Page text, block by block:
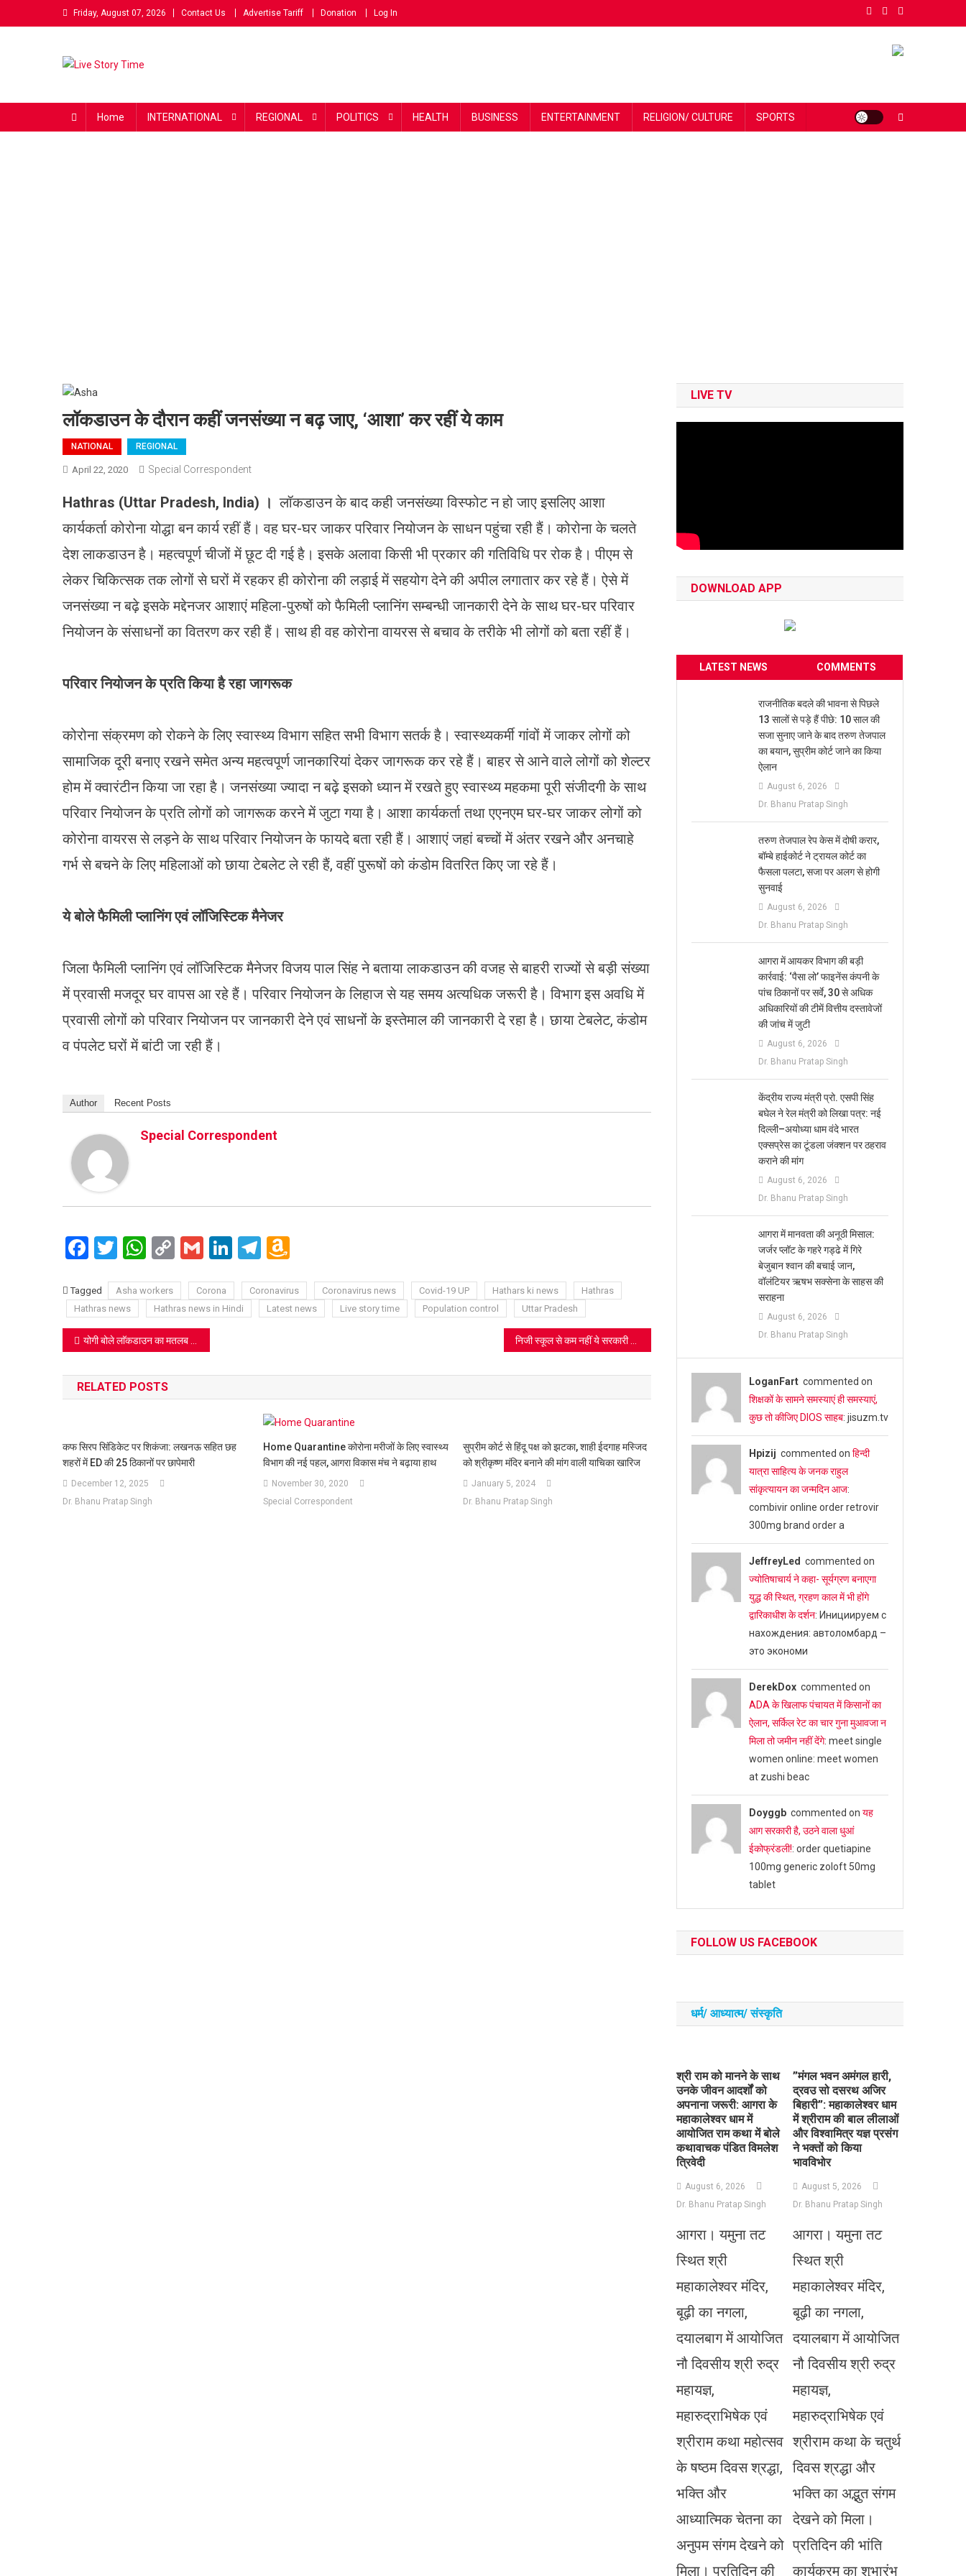
to
Friday, August 07, 2026 Contact Us Advertise Tariff Donation Log In
Home INTERNATIONAL REGIONAL POLITICS HEALTH BUSINESS ENTERTAINMENT RELIGION/ CULTURE SPORTS
लॉकडाउन के दौरान कहीं जनसंख्या न बढ़ जाए, ‘आशा’ कर रहीं ये काम
NATIONAL REGIONAL
April 22, 2020 Special Correspondent
Hathras (Uttar Pradesh, India) । लॉकडाउन के बाद कही जनसंख्या विस्फोट न हो जाए इसलिए आशा
कार्यकर्ता कोरोना योद्धा बन कार्य रहीं हैं। वह घर-घर जाकर परिवार नियोजन के साधन पहुंचा रही हैं। कोरोना के चलते
देश लाकडाउन है। महत्वपूर्ण चीजों में छूट दी गई है। इसके अलावा किसी भी प्रकार की गतिविधि पर रोक है। पीएम से
लेकर चिकित्सक तक लोगों से घरों में रहकर ही कोरोना की लड़ाई में सहयोग देने की अपील लगातार कर रहे हैं। ऐसे में
जनसंख्या न बढ़े इसके मद्देनजर आशाएं महिला-पुरुषों को फैमिली प्लानिंग सम्बन्धी जानकारी देने के साथ घर-घर परिवार
नियोजन के संसाधनों का वितरण कर रही हैं। साथ ही वह कोरोना वायरस से बचाव के तरीके भी लोगों को बता रहीं हैं।
परिवार नियोजन के प्रति किया है रहा जागरूक
कोरोना संक्रमण को रोकने के लिए स्वास्थ्य विभाग सहित सभी विभाग सतर्क है। स्वास्थ्यकर्मी गांवों में जाकर लोगों को
सामाजिक दूरी बनाए रखने समेत अन्य महत्वपूर्ण जानकारियां देकर जागरूक कर रहे हैं। बाहर से आने वाले लोगों को शेल्टर
होम में क्वारंटीन किया जा रहा है। जनसंख्या ज्यादा न बढ़े इसको ध्यान में रखते हुए स्वास्थ्य महकमा पूरी संजीदगी के साथ
परिवार नियोजन के प्रति लोगों को जागरूक करने में जुटा गया है। आशा कार्यकर्ता तथा एएनएम घर-घर जाकर लोगों को
कोरोना वायरस से लड़ने के साथ परिवार नियोजन के फायदे बता रही हैं। आशाएं जहां बच्चों में अंतर रखने और अनचाहे
गर्भ से बचने के लिए महिलाओं को छाया टेबलेट ले रही हैं, वहीं पुरूषों को कंडोम वितरित किए जा रहे हैं।
ये बोले फैमिली प्लानिंग एवं लॉजिस्टिक मैनेजर
जिला फैमिली प्लानिंग एवं लॉजिस्टिक मैनेजर विजय पाल सिंह ने बताया लाकडाउन की वजह से बाहरी राज्यों से बड़ी संख्या
में प्रवासी मजदूर घर वापस आ रहे हैं। परिवार नियोजन के लिहाज से यह समय अत्यधिक जरूरी है। विभाग इस अवधि में
प्रवासी लोगों को परिवार नियोजन पर जानकारी देने एवं साधनों के इस्तेमाल की जानकारी दे रहा है। छाया टेबलेट, कंडोम
व पंपलेट घरों में बांटी जा रही हैं।
Author Recent Posts
Special Correspondent
Facebook
Twitter
WhatsApp
CopyGmailLinkedIn
Telegram
List
Tagged Asha workers Corona Coronavirus Coronavirus news Covid-19 UP Hathars ki news
Hathras
Hathras news
Hathras news in Hindi Latest news Live story time Population control Uttar Pradesh
Post
navigation
योगी बोले लाॅकडाउन का मतलब टोटल लाॅकडाउन
RELATED POSTS
कफ सिरप सिंडिकेट पर शिकंजा: लखनऊ सहित छह
शहरों में ED की 25 ठिकानों पर छापेमारी
December 12, 2025
Dr. Bhanu Pratap Singh
Home Quarantine कोरोना मरीजों के लिए स्वास्थ्य
विभाग की नई पहल, आगरा विकास मंच ने बढ़ाया हाथ
November 30, 2020
Special Correspondent
सुप्रीम कोर्ट से हिंदू पक्ष को झटका, शाही ईदगाह मस्जिद
को श्रीकृष्ण मंदिर बनाने की मांग वाली याचिका खारिज
January 5, 2024
Dr. Bhanu Pratap Singh
LIVE TV
DOWNLOAD APP
LATEST NEWS COMMENTS
राजनीतिक बदले की भावना से पिछले
13 सालों से पड़े हैं पीछे: 10 साल की
सजा सुनाए जाने के बाद तरुण तेजपाल
का बयान, सुप्रीम कोर्ट जाने का किया
ऐलान
August 6, 2026
Dr. Bhanu Pratap Singh
तरुण तेजपाल रेप केस में दोषी करार,
बॉम्बे हाईकोर्ट ने ट्रायल कोर्ट का
फैसला पलटा, सजा पर अलग से होगी
सुनवाई
August 6, 2026
Dr. Bhanu Pratap Singh
आगरा में आयकर विभाग की बड़ी
कार्रवाई: ‘पैसा लो’ फाइनेंस कंपनी के
पांच ठिकानों पर सर्वे, 30 से अधिक
अधिकारियों की टीमें वित्तीय दस्तावेजों
की जांच में जुटी
August 6, 2026
Dr. Bhanu Pratap Singh
केंद्रीय राज्य मंत्री प्रो. एसपी सिंह
बघेल ने रेल मंत्री को लिखा पत्र: नई
दिल्ली–अयोध्या धाम वंदे भारत
एक्सप्रेस का टूंडला जंक्शन पर ठहराव
कराने की मांग
August 6, 2026
Dr. Bhanu Pratap Singh
आगरा में मानवता की अनूठी मिसाल:
जर्जर प्लॉट के गहरे गड्ढे में गिरे
बेजुबान श्वान की बचाई जान,
वॉलंटियर ऋषभ सक्सेना के साहस की
सराहना
August 6, 2026
Dr. Bhanu Pratap Singh
LoganFartcommented on
शिक्षकों के सामने समस्याएं ही समस्याएं,
कुछ तो कीजिए DIOS साहब: jisuzm.tv
Hpizij commented on हिन्दी
यात्रा साहित्य के जनक राहुल
सांकृत्यायन का जन्‍मदिन आज:
combivir online order retrovir
300mg brand order a
JeffreyLed commented on
ज्योतिषाचार्य ने कहा- सूर्यग्रण बनाएगा
युद्ध की स्थित, ग्रहण काल में भी होंगे
द्वारिकाधीश के दर्शन: Инициируем с
нахождения: автоломбард –
это экономи
DerekDoxcommented on
ADA के खिलाफ पंचायत में किसानों का
ऐलान, सर्किल रेट का चार गुना मुआवजा न
मिला तो जमीन नहीं देंगे: meet single
women online: meet women
at zushi beac
Doyggbcommented on यह
आग सरकारी है, उठने वाला धुआं
ईकोफ्रंडली!: order quetiapine
100mg generic zoloft 50mg
tablet
FOLLOW US FACEBOOK
धर्म/ आध्‍यात्‍म/ संस्‍कृति
​श्री राम को मानने के साथ
उनके जीवन आदर्शों को
अपनाना जरूरी: आगरा के
महाकालेश्वर धाम में
आयोजित राम कथा में बोले
कथावाचक पंडित विमलेश
त्रिवेदी
August 6, 2026
Dr. Bhanu Pratap Singh
आगरा। यमुना तट
स्थित श्री
महाकालेश्वर मंदिर,
बूढ़ी का नगला,
दयालबाग में आयोजित
नौ दिवसीय श्री रुद्र
महायज्ञ,
महारुद्राभिषेक एवं
श्रीराम कथा महोत्सव
के षष्ठम दिवस श्रद्धा,
भक्ति और
आध्यात्मिक चेतना का
अनुपम संगम देखने को
मिला। प्रतिदिन की
​”मंगल भवन अमंगल हारी,
द्रवउ सो दसरथ अजिर
बिहारी”: महाकालेश्वर धाम
में श्रीराम की बाल लीलाओं
और विश्वामित्र यज्ञ प्रसंग
ने भक्तों को किया
भावविभोर
August 5, 2026
Dr. Bhanu Pratap Singh
आगरा। यमुना तट
स्थित श्री
महाकालेश्वर मंदिर,
बूढ़ी का नगला,
दयालबाग में आयोजित
नौ दिवसीय श्री रुद्र
महायज्ञ,
महारुद्राभिषेक एवं
श्रीराम कथा के चतुर्थ
दिवस श्रद्धा और
भक्ति का अद्भुत संगम
देखने को मिला।
प्रतिदिन की भांति
कार्यक्रम का शुभारंभ